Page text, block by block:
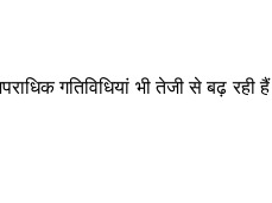
गतिविधियां भी तेजी से बढ़